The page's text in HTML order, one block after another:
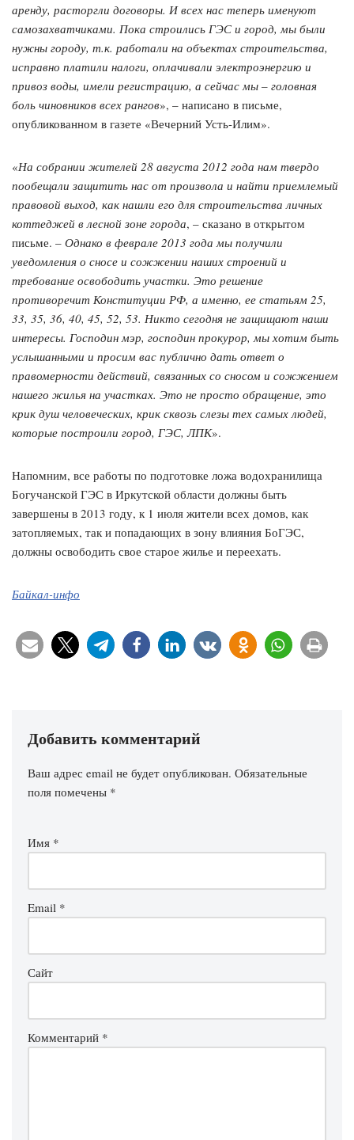
аренду, расторгли договоры. И всех нас теперь именуют
самозахватчиками. Пока строились ГЭС и город, мы были
нужны городу, т.к. работали на объектах строительства,
исправно платили налоги, оплачивали электроэнергию и
привоз воды, имели регистрацию, а сейчас мы – головная
боль чиновников всех рангов», – написано в письме,
опубликованном в газете «Вечерний Усть-Илим».
«На собрании жителей 28 августа 2012 года нам твердо
пообещали защитить нас от произвола и найти приемлемый
правовой выход, как нашли его для строительства личных
коттеджей в лесной зоне города, – сказано в открытом
письме. – Однако в феврале 2013 года мы получили
уведомления о сносе и сожжении наших строений и
требование освободить участки. Это решение
противоречит Конституции РФ, а именно, ее статьям 25,
33, 35, 36, 40, 45, 52, 53. Никто сегодня не защищают наши
интересы. Господин мэр, господин прокурор, мы хотим быть
услышанными и просим вас публично дать ответ о
правомерности действий, связанных со сносом и сожжением
нашего жилья на участках. Это не просто обращение, это
крик душ человеческих, крик сквозь слезы тех самых людей,
которые построили город, ГЭС, ЛПК».
Напомним, все работы по подготовке ложа водохранилища
Богучанской ГЭС в Иркутской области должны быть
завершены в 2013 году, к 1 июля жители всех домов, как
затопляемых, так и попадающих в зону влияния БоГЭС,
должны освободить свое старое жилье и переехать.
Байкал-инфо
Добавить комментарий
Ваш адрес email не будет опубликован. Обязательные
поля помечены *
Имя *
Email *
Сайт
Комментарий *